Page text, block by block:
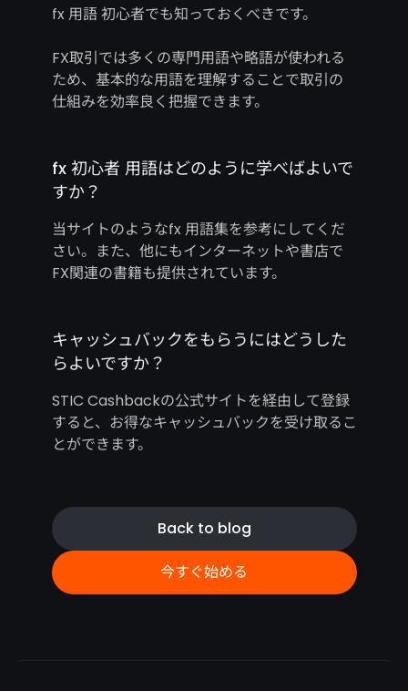
fx 用語 初心者でも知っておくべきです。
FX取引では多くの専門用語や略語が使われる
ため、基本的な用語を理解することで取引の
仕組みを効率良く把握できます。
fx 初心者 用語はどのように学べばよいで
すか？
当サイトのようなfx 用語集を参考にしてくだ
さい。また、他にもインターネットや書店で
FX関連の書籍も提供されています。
キャッシュバックをもらうにはどうした
らよいですか？
STIC Cashbackの公式サイトを経由して登録
すると、お得なキャッシュバックを受け取るこ
とができます。
Back to blog
今すぐ始める